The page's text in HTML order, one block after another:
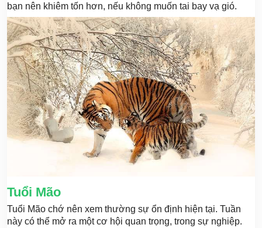
bạn nên khiêm tốn hơn, nếu không muốn tai bay vạ gió.
Tuổi Mão
Tuổi Mão chớ nên xem thường sự ổn định hiện tại. Tuần
này có thể mở ra một cơ hội quan trọng, trong sự nghiệp.